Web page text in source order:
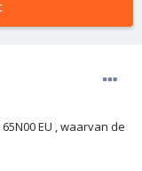
EU , waarvan de